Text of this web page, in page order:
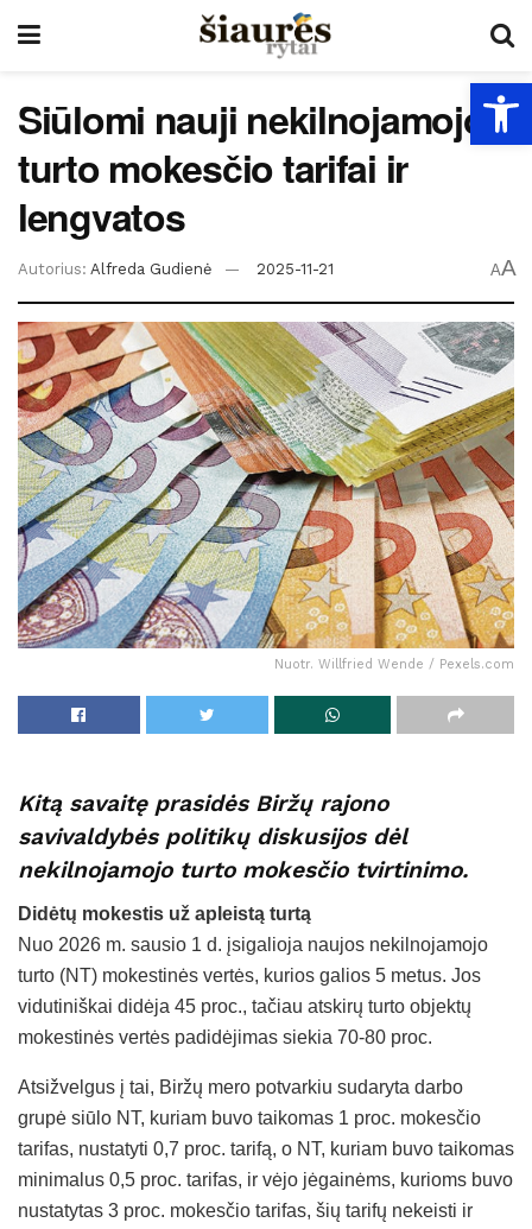
Siūlomi nauji nekilnojamojo
turto mokesčio tarifai ir
lengvatos
Autorius: Alfreda Gudienė 2025-11-21 AA
Nuotr. Willfried Wende / Pexels.com
Kitą savaitę prasidės Biržų rajono
savivaldybės politikų diskusijos dėl
nekilnojamojo turto mokesčio tvirtinimo.
Didėtų mokestis už apleistą turtą
Nuo 2026 m. sausio 1 d. įsigalioja naujos nekilnojamojo
turto (NT) mokestinės vertės, kurios galios 5 metus. Jos
vidutiniškai didėja 45 proc., tačiau atskirų turto objektų
mokestinės vertės padidėjimas siekia 70-80 proc.
Atsižvelgus į tai, Biržų mero potvarkiu sudaryta darbo
grupė siūlo NT, kuriam buvo taikomas 1 proc. mokesčio
tarifas, nustatyti 0,7 proc. tarifą, o NT, kuriam buvo taikomas
minimalus 0,5 proc. tarifas, ir vėjo jėgainėms, kurioms buvo
nustatytas 3 proc. mokesčio tarifas, šių tarifų nekeisti ir